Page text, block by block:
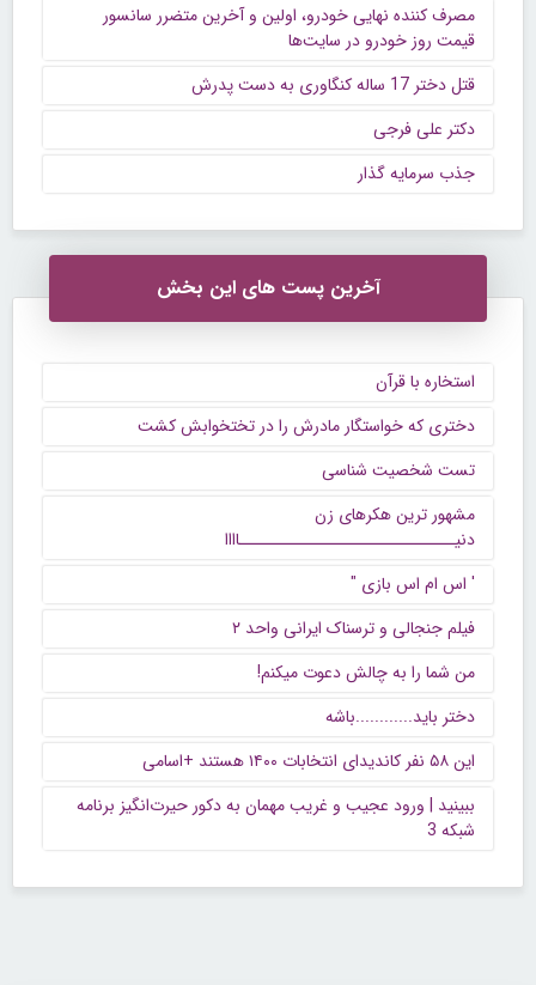
مصرف کننده نهایی خودرو، اولین و آخرین متضرر سانسور
قیمت روز خودرو در سایت‌ها
قتل دختر 17 ساله کنگاوری به دست پدرش
دکتر علی فرجی
جذب سرمایه گذار
آخرین پست های این بخش
استخاره با قرآن
دختری که خواستگار مادرش را در تختخوابش کشت
تست شخصیت شناسی
مشهور ترین هکرهای زن
دنیــــــــــــــــــــــــــــــاااا
' اس ام اس بازی "
فیلم جنجالی و ترسناک ایرانی واحد ۲
من شما را به چالش دعوت میکنم!
دختر باید............باشه
این ۵۸ نفر کاندیدای انتخابات ۱۴۰۰ هستند +اسامی
ببینید | ورود عجیب و غریب مهمان به دکور حیرت‌انگیز برنامه
شبکه 3